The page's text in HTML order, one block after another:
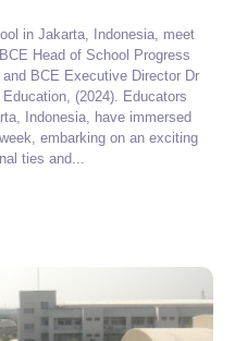
in Jakarta, Indonesia, meet
Head of School Progress
BCE Executive Director Dr
(2024). Educators
Indonesia, have immersed
embarking on an exciting
ties and...